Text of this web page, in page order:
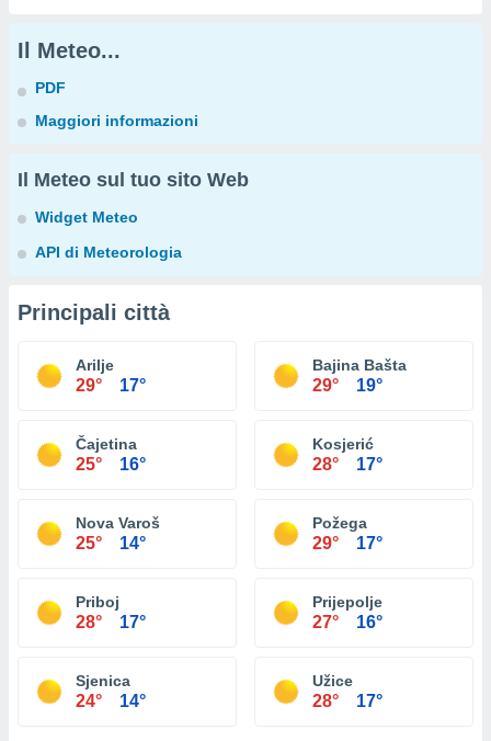
Il Meteo...
PDF
Maggiori informazioni
Il Meteo sul tuo sito Web
Widget Meteo
API di Meteorologia
Principali città
Arilje
29° 17°
Bajina Bašta
29° 19°
Čajetina
25° 16°
Kosjerić
28° 17°
Nova Varoš
25° 14°
Požega
29° 17°
Priboj
28° 17°
Prijepolje
27° 16°
Sjenica
24° 14°
Užice
28° 17°